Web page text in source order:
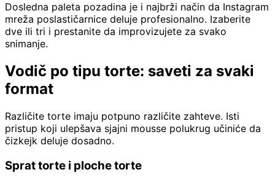
Dosledna paleta pozadina je i najbrži način da Instagram
mreža poslastičarnice deluje profesionalno. Izaberite
dve ili tri i prestanite da improvizujete za svako
snimanje.
Vodič po tipu torte: saveti za svaki
format
Različite torte imaju potpuno različite zahteve. Isti
pristup koji ulepšava sjajni mousse polukrug učiniće da
čizkejk deluje dosadno.
Sprat torte i ploche torte